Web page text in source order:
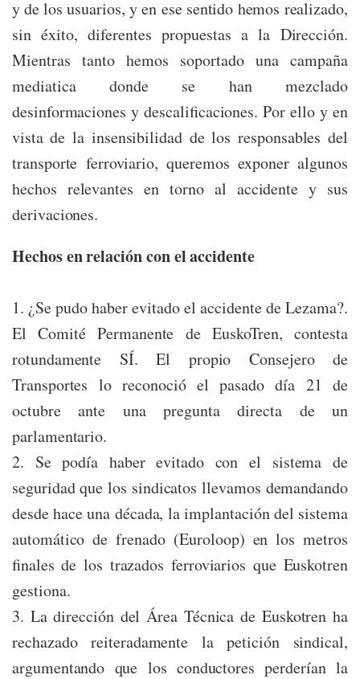
y de los usuarios, y en ese sentido hemos realizado,
sin éxito, diferentes propuestas a la Dirección.
Mientras tanto hemos soportado una campaña
mediatica donde se han mezclado
desinformaciones y descalificaciones. Por ello y en
vista de la insensibilidad de los responsables del
transporte ferroviario, queremos exponer algunos
hechos relevantes en torno al accidente y sus
derivaciones.
Hechos en relación con el accidente
1. ¿Se pudo haber evitado el accidente de Lezama?.
El Comité Permanente de EuskoTren, contesta
rotundamente SÍ. El propio Consejero de
Transportes lo reconoció el pasado día 21 de
octubre ante una pregunta directa de un
parlamentario.
2. Se podía haber evitado con el sistema de
seguridad que los sindicatos llevamos demandando
desde hace una década, la implantación del sistema
automático de frenado (Euroloop) en los metros
finales de los trazados ferroviarios que Euskotren
gestiona.
3. La dirección del Área Técnica de Euskotren ha
rechazado reiteradamente la petición sindical,
argumentando que los conductores perderían la